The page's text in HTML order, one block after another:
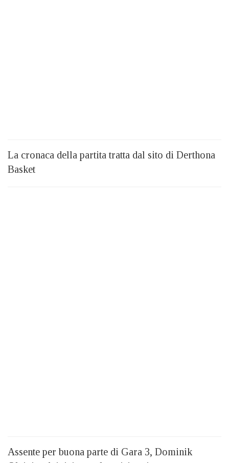
La cronaca della partita tratta dal sito di Derthona
Basket
Assente per buona parte di Gara 3, Dominik